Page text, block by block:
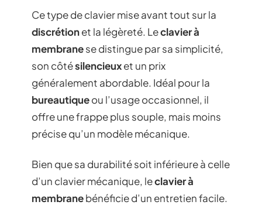
Ce type de clavier mise avant tout sur la
discrétionet la légèreté. Leclavier à
membranese distingue par sa simplicité,
son côtésilencieuxet un prix
généralement abordable. Idéal pour la
bureautiqueou l’usage occasionnel, il
offre une frappe plus souple, mais moins
précise qu’un modèle mécanique.
Bien que sa durabilité soit inférieure à celle
d’un clavier mécanique, leclavier à
membranebénéficie d’un entretien facile.